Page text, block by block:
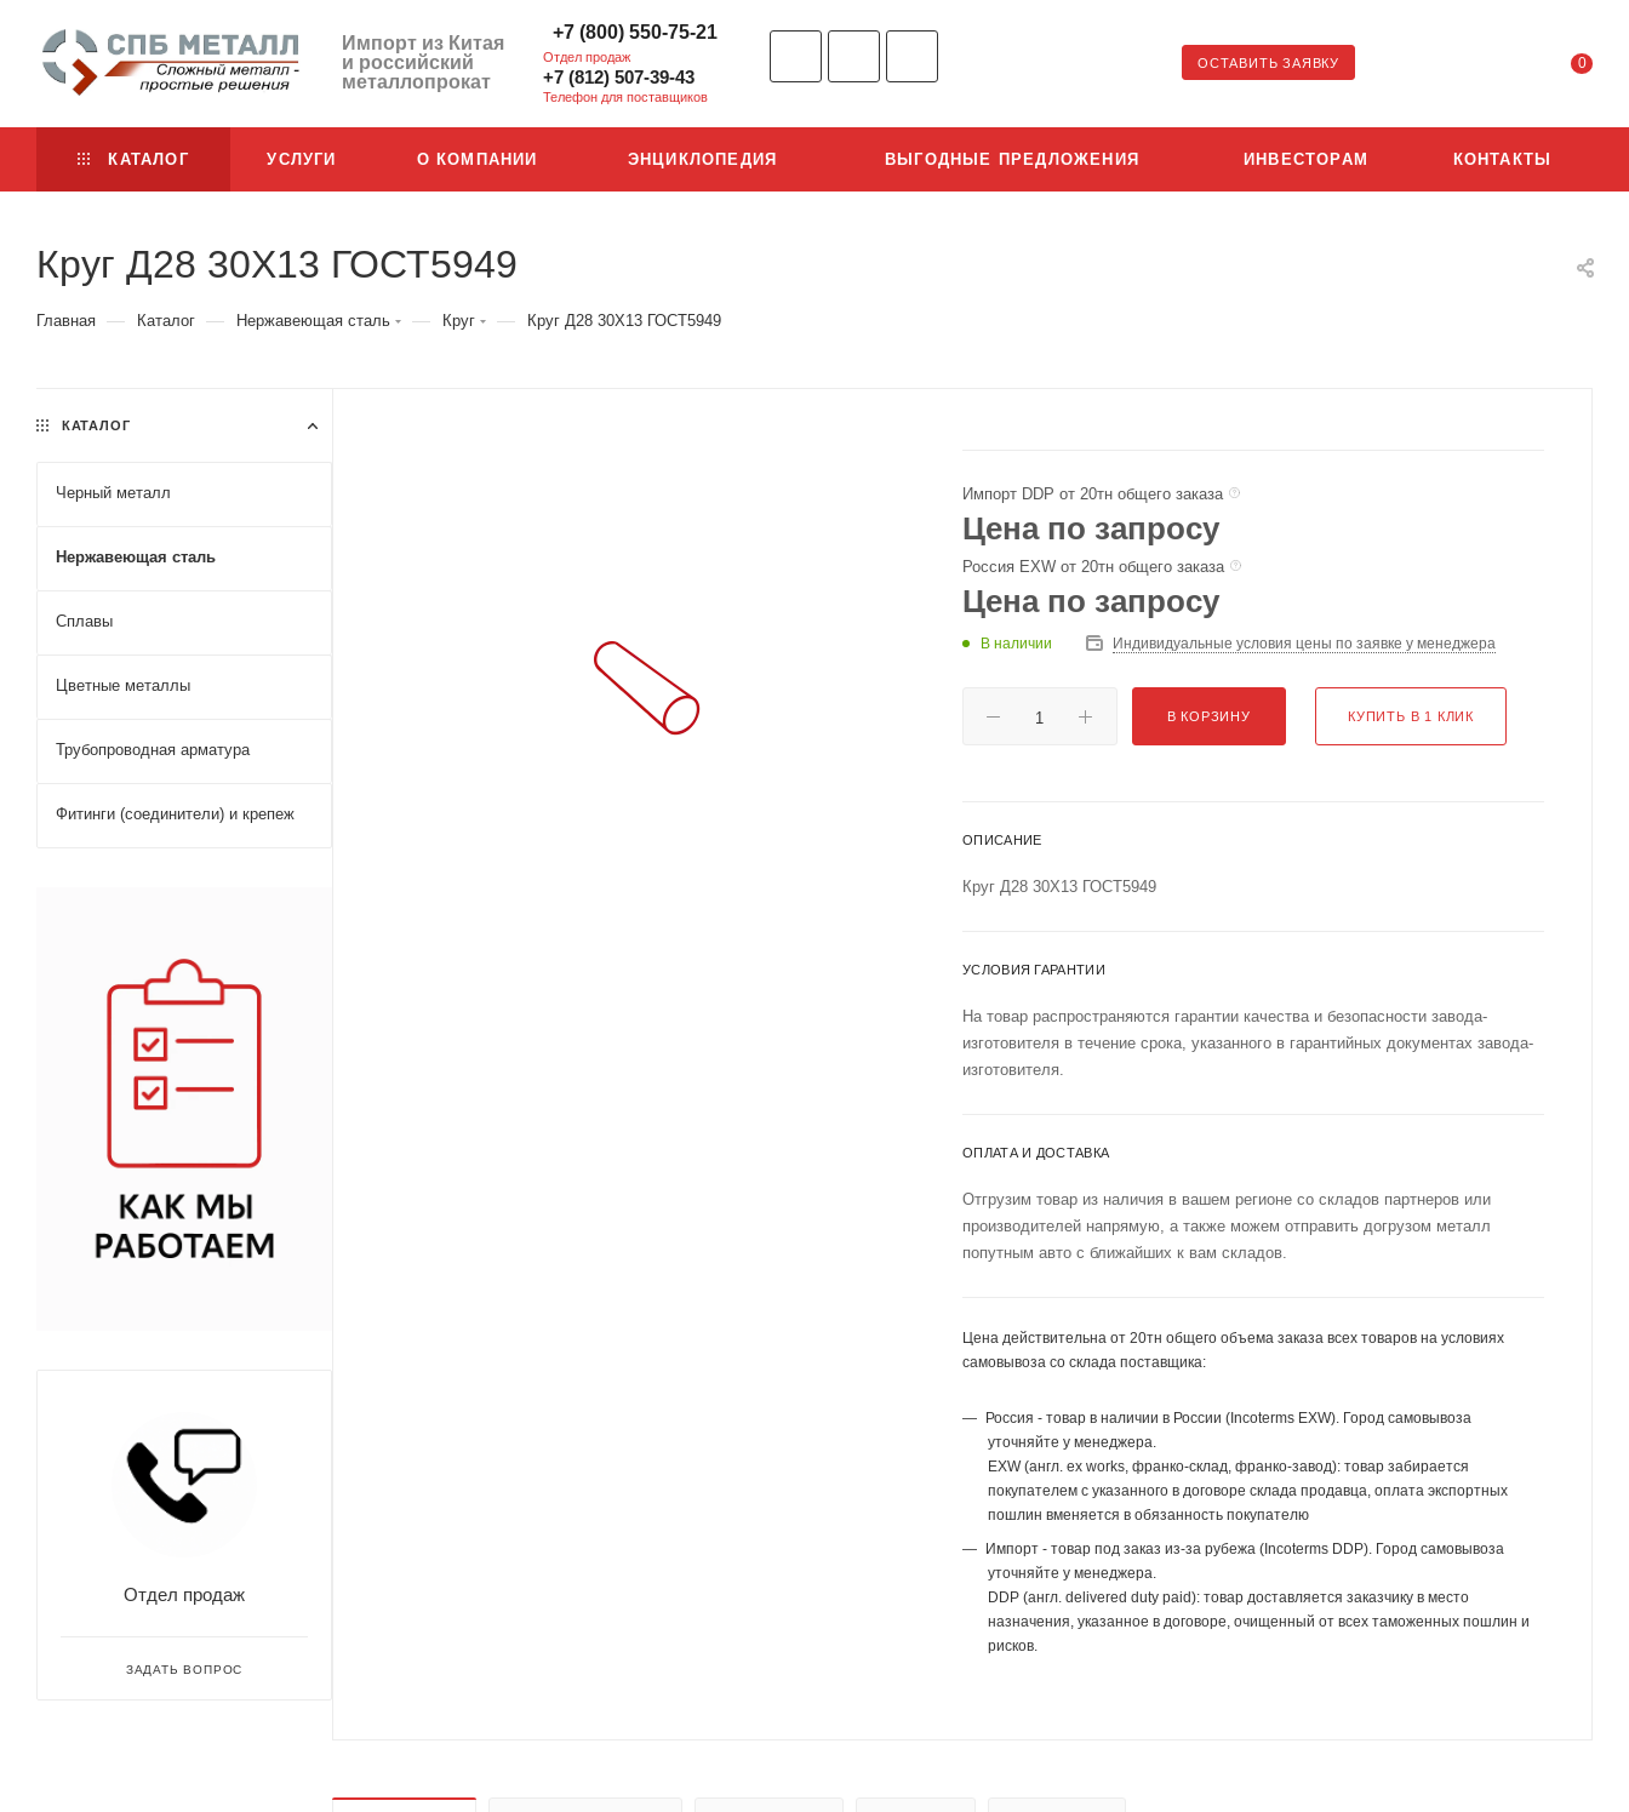
Импорт из Китая
и российский
металлопрокат
+7 (800) 550-75-21
Отдел продаж
+7 (812) 507-39-43
Телефон для поставщиков
ОСТАВИТЬ ЗАЯВКУ 0
КАТАЛОГ УСЛУГИ О КОМПАНИИ ЭНЦИКЛОПЕДИЯ ВЫГОДНЫЕ ПРЕДЛОЖЕНИЯ ИНВЕСТОРАМ КОНТАКТЫ
Круг Д28 30Х13 ГОСТ5949
Главная — Каталог — Нержавеющая сталь — Круг — Круг Д28 30Х13 ГОСТ5949
Импорт DDP от 20тн общего заказа
Цена по запросу
Россия EXW от 20тн общего заказа
Цена по запросу
В наличии Индивидуальные условия цены по заявке у менеджера
В КОРЗИНУ КУПИТЬ В 1 КЛИК
ОПИСАНИЕ
Круг Д28 30Х13 ГОСТ5949
УСЛОВИЯ ГАРАНТИИ
На товар распространяются гарантии качества и безопасности завода-
изготовителя в течение срока, указанного в гарантийных документах завода-
изготовителя.
ОПЛАТА И ДОСТАВКА
Отгрузим товар из наличия в вашем регионе со складов партнеров или
производителей напрямую, а также можем отправить догрузом металл
попутным авто с ближайших к вам складов.
Цена действительна от 20тн общего объема заказа всех товаров на условиях
самовывоза со склада поставщика:
Россия - товар в наличии в России (Incoterms EXW). Город самовывоза
уточняйте у менеджера.
EXW (англ. ex works, франко-склад, франко-завод): товар забирается
покупателем с указанного в договоре склада продавца, оплата экспортных
пошлин вменяется в обязанность покупателю
Импорт - товар под заказ из-за рубежа (Incoterms DDP). Город самовывоза
уточняйте у менеджера.
DDP (англ. delivered duty paid): товар доставляется заказчику в место
назначения, указанное в договоре, очищенный от всех таможенных пошлин и
рисков.
КАТАЛОГ
Черный металл
Нержавеющая сталь
Сплавы
Цветные металлы
Трубопроводная арматура
Фитинги (соединители) и крепеж
Отдел продаж
ЗАДАТЬ ВОПРОС